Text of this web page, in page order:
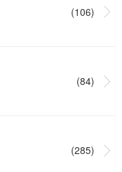
(106)
(84)
(285)